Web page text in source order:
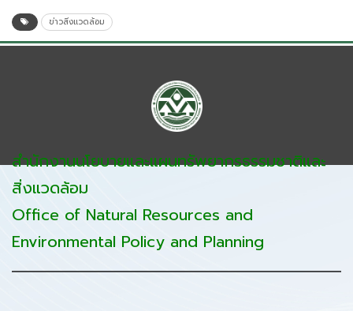
ข่าวสิ่งแวดล้อม
สำนักงานนโยบายและแผนทรัพยากรธรรมชาติและ
สิ่งแวดล้อม
Office of Natural Resources and
Environmental Policy and Planning